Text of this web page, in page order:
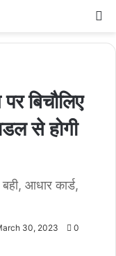
बिचौलिए
से होगी
आधार कार्ड,
30, 2023 0